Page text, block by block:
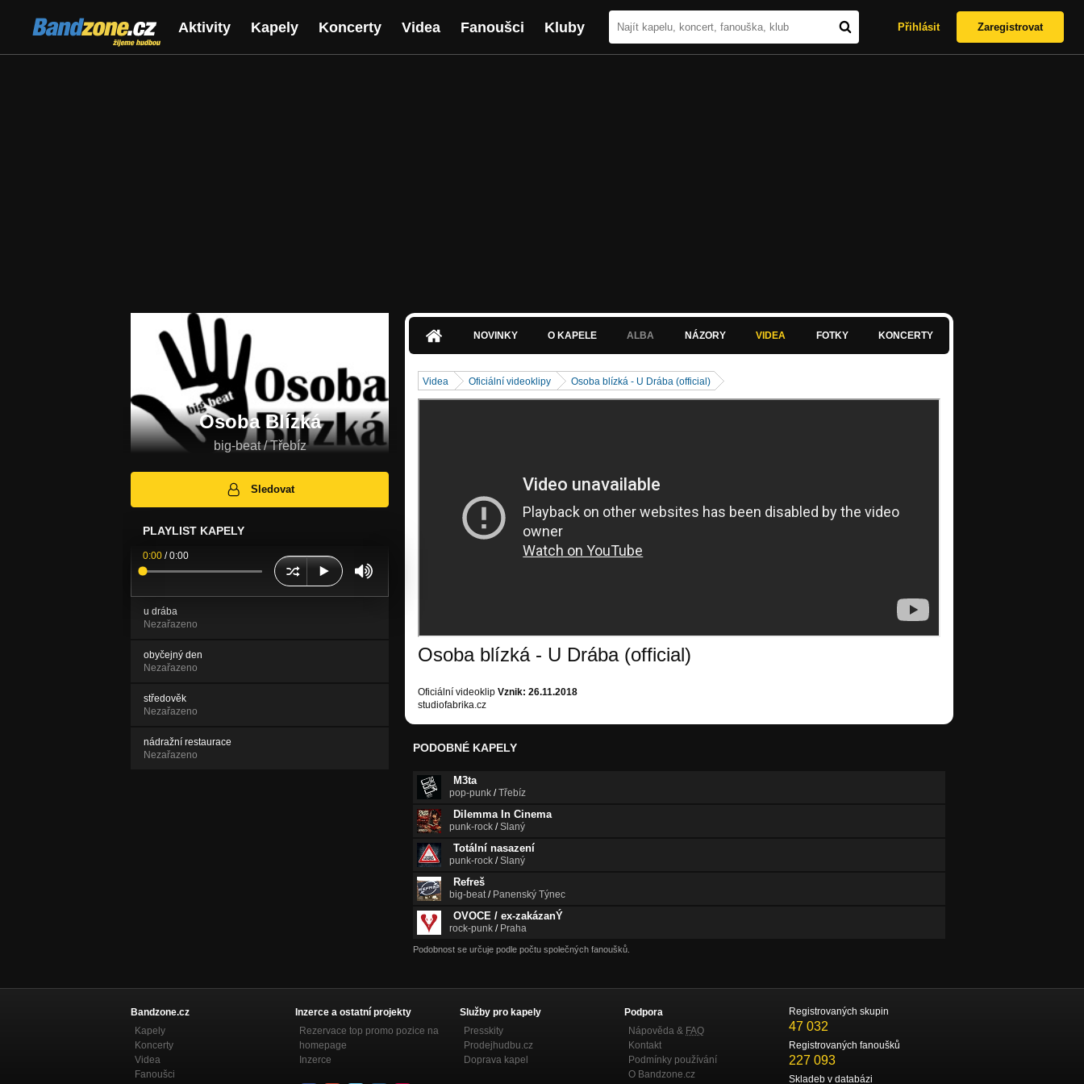
Bandzone.cz
žijeme hudbou
Aktivity Kapely Koncerty Videa Fanoušci Kluby Přihlásit Zaregistrovat
Osoba Blízká
big-beat / Třebíz
Sledovat
PLAYLIST KAPELY
0:00 /0:00
u drába
Nezařazeno
obyčejný den
Nezařazeno
středověk
Nezařazeno
nádražní restaurace
Nezařazeno
NOVINKY O KAPELE ALBA NÁZORY VIDEA FOTKY KONCERTY
Videa Oficiální videoklipy Osoba blízká - U Drába (official)
Osoba blízká - U Drába (official)
Oficiální videoklip Vznik: 26.11.2018
studiofabrika.cz
PODOBNÉ KAPELY
M3ta
pop-punk /Třebíz
Dilemma In Cinema
punk-rock /Slaný
Totální nasazení
punk-rock /Slaný
Refreš
big-beat/ Panenský Týnec
OVOCE / ex-zakázanÝ
rock-punk / Praha
Podobnost se určuje podle počtu společných fanoušků.
Bandzone.cz
Kapely
Koncerty
Videa
Fanoušci
Inzerce a ostatní projekty
Rezervace top promo pozice na
homepage
Inzerce
Služby pro kapely
Presskity
Prodejhudbu.cz
Doprava kapel
Podpora
Nápověda & FAQ
Kontakt
Podmínky používání
O Bandzone.cz
Registrovaných skupin
47 032
Registrovaných fanoušků
227 093
Skladeb v databázi